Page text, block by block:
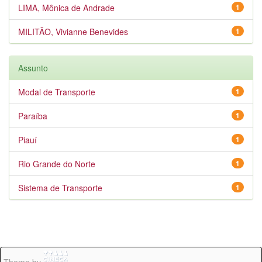
1
LIMA, Mônica de Andrade
1
MILITÃO, Vivianne Benevides
Assunto
1
Modal de Transporte
1
Paraíba
1
Piauí
1
Rio Grande do Norte
1
Sistema de Transporte